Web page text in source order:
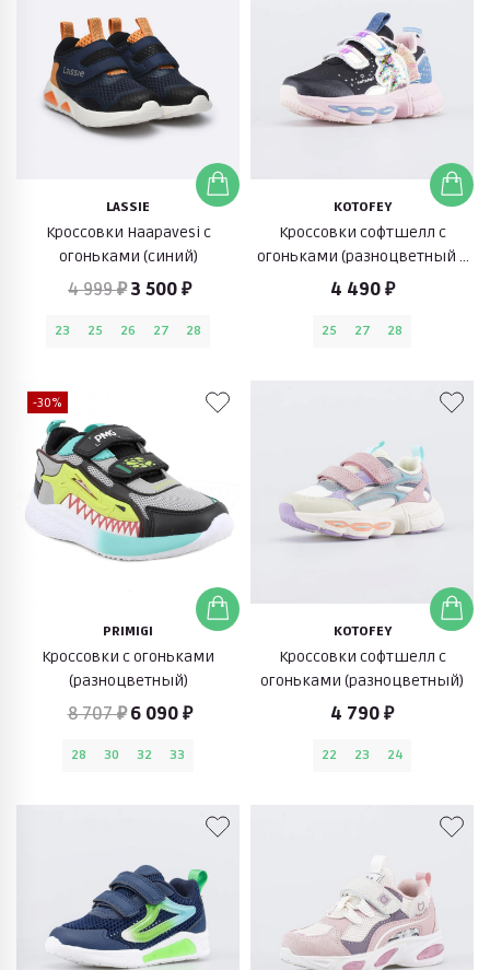
LASSIE
Кроссовки Haapavesi с
огоньками (синий)
4 999 ₽3 500 ₽
23 25 26 27 28
KOTOFEY
Кроссовки софтшелл с
огоньками (разноцветный с
единорогом)
4 490 ₽
25 27 28
-30%
PRIMIGI
Кроссовки с огоньками
(разноцветный)
8 707 ₽ 6 090 ₽
28 30 32 33
KOTOFEY
Кроссовки софтшелл с
огоньками (разноцветный)
4 790 ₽
22 23 24